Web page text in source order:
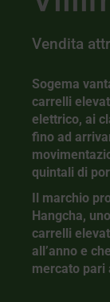
Vendita
Sogema
carrelli
elettrico, ai
fino ad
quintali di
Il marchio
Hangcha,
carrelli
all’anno e
mercato pari